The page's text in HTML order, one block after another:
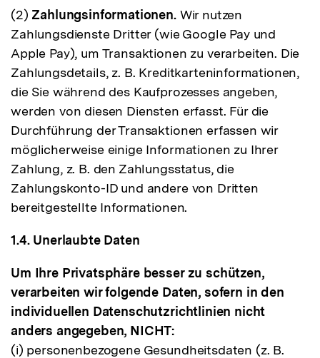
(2) Zahlungsinformationen.Wir nutzen
Zahlungsdienste Dritter (wie Google Pay und
Apple Pay), um Transaktionen zu verarbeiten. Die
Zahlungsdetails, z. B. Kreditkarteninformationen,
die Sie während des Kaufprozesses angeben,
werden von diesen Diensten erfasst. Für die
Durchführung der Transaktionen erfassen wir
möglicherweise einige Informationen zu Ihrer
Zahlung, z. B. den Zahlungsstatus, die
Zahlungskonto-ID und andere von Dritten
bereitgestellte Informationen.
1.4. Unerlaubte Daten
Um Ihre Privatsphäre besser zu schützen,
verarbeiten wir folgende Daten, sofern in den
individuellen Datenschutzrichtlinien nicht
anders angegeben, NICHT:
(i) personenbezogene Gesundheitsdaten (z. B.